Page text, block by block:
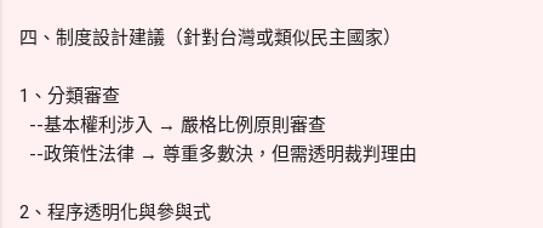
四、制度設計建議（針對台灣或類似民主國家）
1、分類審查
--基本權利涉入 → 嚴格比例原則審查
--政策性法律 → 尊重多數決，但需透明裁判理由
2、程序透明化與參與式